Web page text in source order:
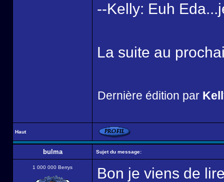
--Kelly: Euh
La suite au
Dernière édition par
Haut
bulma Sujet du message:
1 000 000 Berrys
Bon je viens de